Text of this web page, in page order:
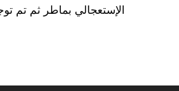
الإستعجالي بماطر ثم تم